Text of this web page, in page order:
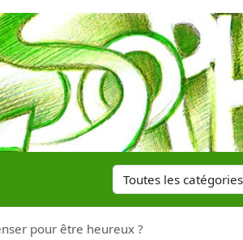
pour être heureux ?